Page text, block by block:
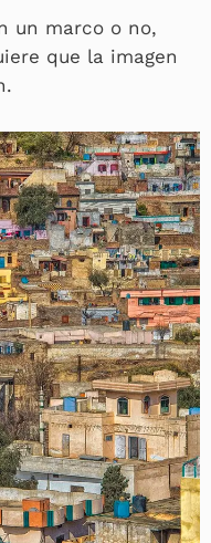
un marco o no,
que la imagen